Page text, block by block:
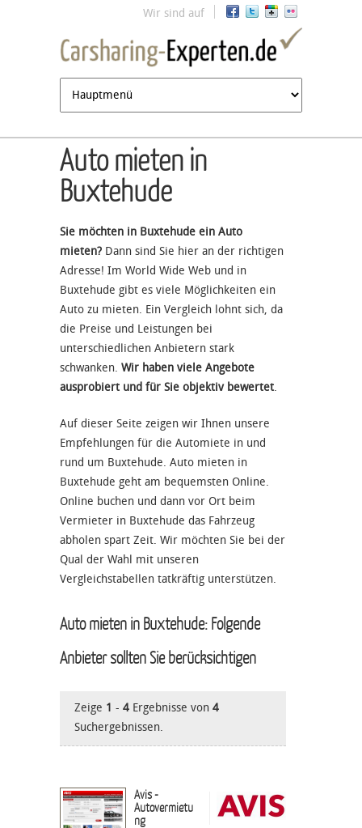
Jump to navigation
Wir sind auf
Auto mieten in
Buxtehude
Sie möchten in Buxtehude ein Auto
mieten? Dann sind Sie hier an der richtigen
Adresse! Im World Wide Web und in
Buxtehude gibt es viele Möglichkeiten ein
Auto zu mieten. Ein Vergleich lohnt sich, da
die Preise und Leistungen bei
unterschiedlichen Anbietern stark
schwanken. Wir haben viele Angebote
ausprobiert und für Sie objektiv bewertet.
Auf dieser Seite zeigen wir Ihnen unsere
Empfehlungen für die Automiete in und
rund um Buxtehude. Auto mieten in
Buxtehude geht am bequemsten Online.
Online buchen und dann vor Ort beim
Vermieter in Buxtehude das Fahrzeug
abholen spart Zeit. Wir möchten Sie bei der
Qual der Wahl mit unseren
Vergleichstabellen tatkräftig unterstützen.
Auto mieten in Buxtehude: Folgende
Anbieter sollten Sie berücksichtigen
Zeige 1 - 4 Ergebnisse von 4
Suchergebnissen.
Avis -
Autovermietu
ng